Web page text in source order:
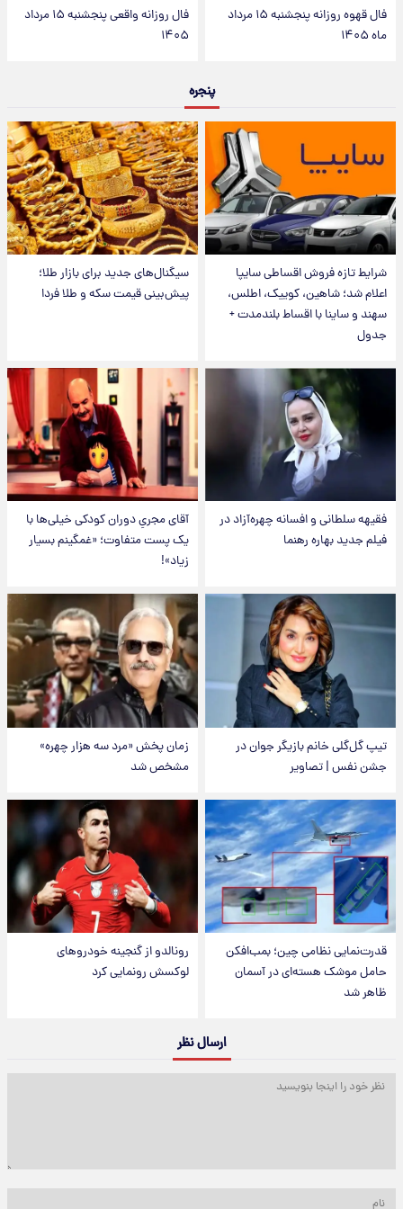
فال قهوه روزانه پنجشنبه ۱۵ مرداد
ماه ۱۴۰۵
فال روزانه واقعی پنجشنبه ۱۵ مرداد
۱۴۰۵
پنجره
شرایط تازه فروش اقساطی سایپا
اعلام شد؛ شاهین، کوییک، اطلس،
سهند و ساینا با اقساط بلندمدت +
جدول
سیگنال‌های جدید برای بازار طلا؛
پیش‌بینی قیمت سکه و طلا فردا
فقیهه سلطانی و افسانه چهره‌آزاد در
فیلم جدید بهاره رهنما
آقای مجریِ دوران کودکی خیلی‌ها با
یک پست متفاوت؛ «غمگینم بسیار
زیاد»!
تیپ گل‌گلی خانم بازیگر جوان در
جشن نفس | تصاویر
زمان پخش «مرد سه هزار چهره»
مشخص شد
قدرت‌نمایی نظامی چین؛ بمب‌افکن
حامل موشک هسته‌ای در آسمان
ظاهر شد
رونالدو از گنجینه خودروهای
لوکسش رونمایی کرد
ارسال نظر